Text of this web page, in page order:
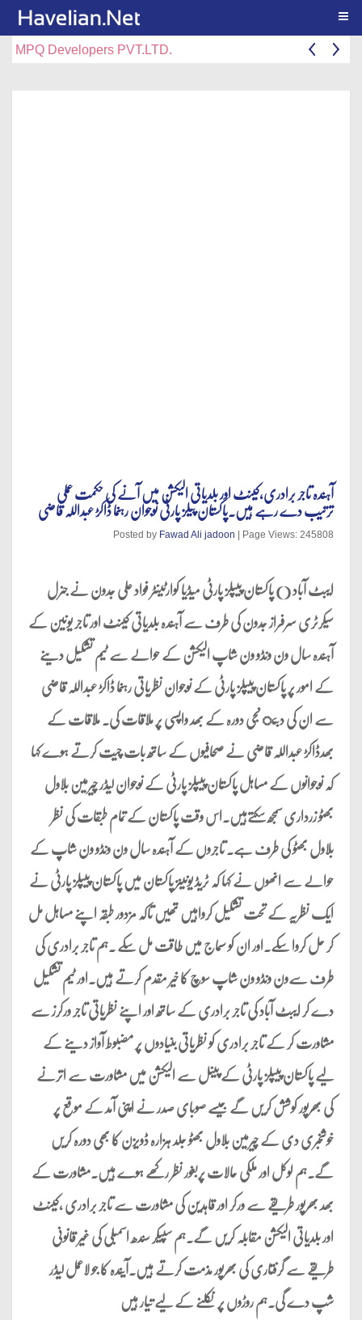
MPQ Developers PVT.LTD.
آہندہ تاجر برادری,کینٹ اور بلدیاتی الیکشن میں آنے کی حکمت عملی
ترتیب دے رہے ہیں.پاکستان پیلز پارٹی نوجوان رہنما ڈاکڑ عبداللہ قاضی
Posted by Fawad Ali jadoon | Page Views: 245808
ایبٹ آباد () پاکستان پیپلز پارٹی میڈیا کوارٹینٹر فواد علی جدون نے جنرل
سیکرٹری سرفراز جدون کی طرف سے آہندہ بلدیاتی کینٹ اور تاجر یونین کے
آہندہ سال ون ونڈو ون شاپ الیکشن کے حوالے سے ٹیم تشکیل دینے
کے امور پر پاکستان پیپلز پارٹی کے نوجوان نظریاتی رہنما ڈاکڑ عبداللہ قاضی
سے ان کی دبئ نجی دورہ کے بھد واپسی پر ملاقات کی. ملاقات کے
بھدڈاکڑ عبداللہ قاضی نے صحافیوں کے ساتھ بات چیت کرتے ہوے کہا
کہ نوجوانوں کے مساہل پاکستان پیپلز پارٹی کے نوجوان لیڈر چیرمین بلاول
بھٹو زرداری سمجھ سکتےہیں.اس وقت پاکستان کے تمام طبقات کی نظر
بلاول بھٹو کی طرف ہے. تاجروں کے آہندہ سال ون ونڈو ون شاپ کے
حوالے سے انھوں نے کہا کہ ٹریڈ یونینز پاکستان میں پاکستان پیپلز پارٹی نے
ایک نظریہ کے تحت تشکیل کرواہیں تھیں تاکہ مزدور طبقہ اپنے مساہل مل
کر حل کروا سکے.اور ان کو سماج میں طاقت مل سکے .ہم تاجر برادری کی
طرف سےون ونڈو ون شاپ سوچ کا خیر مقدم کرتے ہیں.اور ٹیم تشکیل
دے کر ایبٹ آباد کی تاجر برادری کے ساتھ اور اپنے نظریاتی تاجر ورکرز سے
مشاورت کر کے تاجر برادری کو نظریاتی بنیادوں پر مضبوط آواز دینے کے
لیے پاکستان پیپلز پارٹی کے پینل سے الیکشن میں مشاورت سے اترنے
کی بھرپور کوشش کریں گے جیسے صوبای صدر نے اپنی آمد کے موقع پر
خوشخبری دی کے چیرمین بلاول بھٹو جلد ہزارہ ڈویزن کا بھی دورہ کریں
گے.ہم لوکل اور ملکی حالات پربغور نظر رکھے ہوے ہیں.مشاورت کے
بھد بھرپور طریقے سے ورکر اور قاہدین کی مشاورت سے تاجر برادری ,کینٹ
اور بلدیاتی الیکشن مقابلہ کریں گے.ہم سپیکر سندھ اسمبلی کی غیر قانونی
طریقے سے گرفتاری کی بھرپور مذمت کرتے ہیں.آیندہ کا جو لاعمل لیڈر
شپ دے گی.ہم روڑوں پر نکلنے کے لیے تیار ہیں